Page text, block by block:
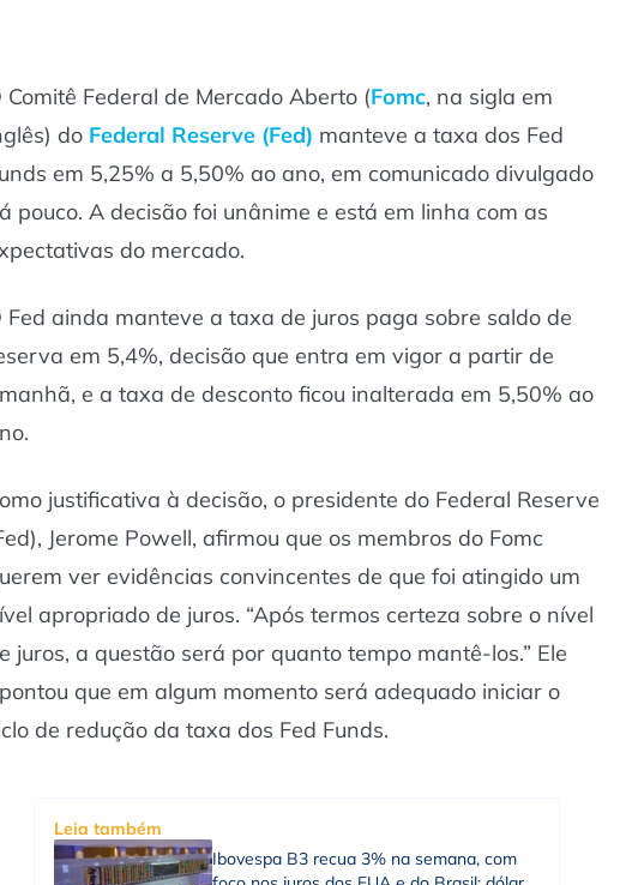
Comitê Federal de Mercado Aberto (Fomc, na sigla em
do Federal Reserve (Fed) manteve a taxa dos Fed
em 5,25% a 5,50% ao ano, em comunicado divulgado
pouco. A decisão foi unânime e está em linha com as
do mercado.
Fed ainda manteve a taxa de juros paga sobre saldo de
em 5,4%, decisão que entra em vigor a partir de
e a taxa de desconto ficou inalterada em 5,50% ao
justificativa à decisão, o presidente do Federal Reserve
Jerome Powell, afirmou que os membros do Fomc
ver evidências convincentes de que foi atingido um
apropriado de juros. “Após termos certeza sobre o nível
juros, a questão será por quanto tempo mantê-los.” Ele
que em algum momento será adequado iniciar o
de redução da taxa dos Fed Funds.
Leia também
Ibovespa B3 recua 3% na semana, com